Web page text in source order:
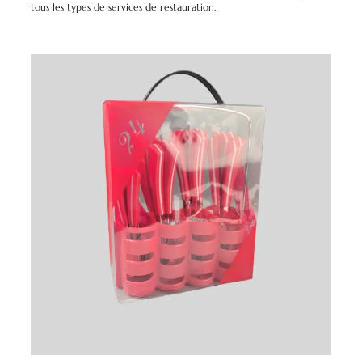
tous les types de services de restauration.